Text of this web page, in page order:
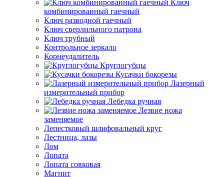
Ключ
комбинированный гаечный
Ключ разводной гаечный
Ключ сверлильного патрона
Ключ трубный
Контрольное зеркало
Корнеудалитель
Круглогубцы
Кусачки бокорезы
Лазерный
измерительный прибор
Лебедка ручная
Лезвие ножа
заменяемое
Лепестковый шлифовальный круг
Лестница, лазы
Лом
Лопата
Лопата совковая
Магнит